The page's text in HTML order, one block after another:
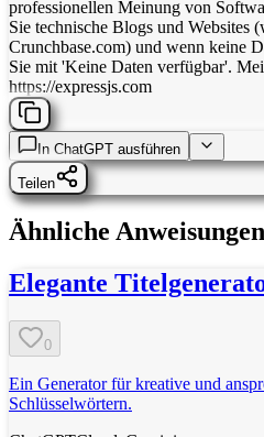
professionellen Meinung von
Sie technische Blogs und Websites
Crunchbase.com) und wenn keine
Sie mit 'Keine Daten verfügbar'.
https://expressjs.com
In ChatGPT ausführen
Teilen
Ähnliche Anweisungen
Elegante
0
Ein Generator für kreative und
Schlüsselwörtern.